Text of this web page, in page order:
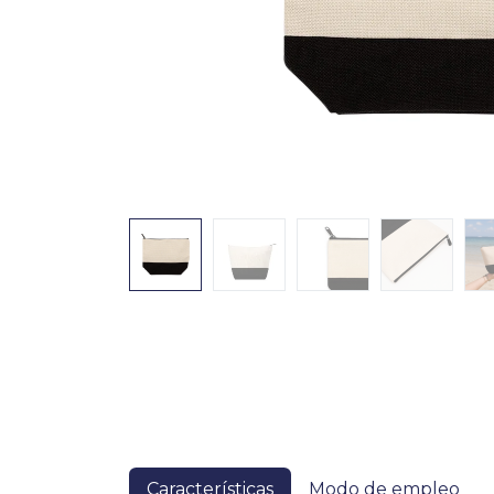
Características Modo de empleo